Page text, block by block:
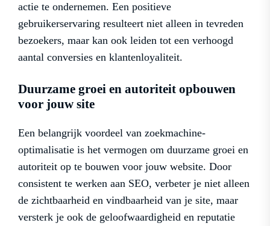
actie te ondernemen. Een positieve
gebruikerservaring resulteert niet alleen in tevreden
bezoekers, maar kan ook leiden tot een verhoogd
aantal conversies en klantenloyaliteit.
Duurzame groei en autoriteit opbouwen
voor jouw site
Een belangrijk voordeel van zoekmachine-
optimalisatie is het vermogen om duurzame groei en
autoriteit op te bouwen voor jouw website. Door
consistent te werken aan SEO, verbeter je niet alleen
de zichtbaarheid en vindbaarheid van je site, maar
versterk je ook de geloofwaardigheid en reputatie